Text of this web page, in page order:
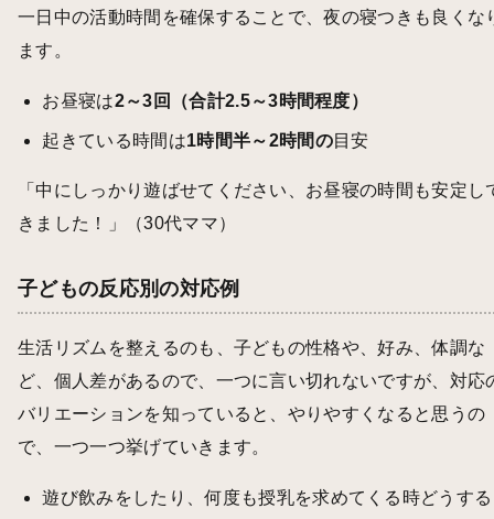
一日中の活動時間を確保することで、夜の寝つきも良くな
ます。
お昼寝は2～3回（合計2.5～3時間程度）
起きている時間は1時間半～2時間の目安
「中にしっかり遊ばせてください、お昼寝の時間も安定し
きました！」（30代ママ）
子どもの反応別の対応例
生活リズムを整えるのも、子どもの性格や、好み、体調な
ど、個人差があるので、一つに言い切れないですが、対応
バリエーションを知っていると、やりやすくなると思うの
で、一つ一つ挙げていきます。
遊び飲みをしたり、何度も授乳を求めてくる時どうす